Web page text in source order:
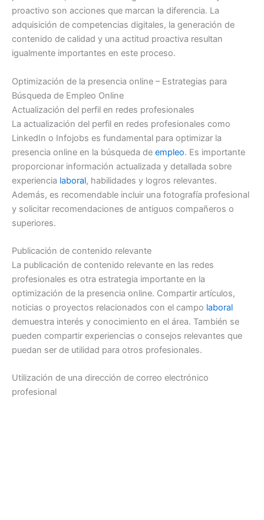
proactivo son acciones que marcan la diferencia. La
adquisición de competencias digitales, la generación de
contenido de calidad y una actitud proactiva resultan
igualmente importantes en este proceso.
Optimización de la presencia online – Estrategias para
Búsqueda de Empleo Online
Actualización del perfil en redes profesionales
La actualización del perfil en redes profesionales como
LinkedIn o Infojobs es fundamental para optimizar la
presencia online en la búsqueda de empleo. Es importante
proporcionar información actualizada y detallada sobre
experiencia laboral, habilidades y logros relevantes.
Además, es recomendable incluir una fotografía profesional
y solicitar recomendaciones de antiguos compañeros o
superiores.
Publicación de contenido relevante
La publicación de contenido relevante en las redes
profesionales es otra estrategia importante en la
optimización de la presencia online. Compartir artículos,
noticias o proyectos relacionados con el campo laboral
demuestra interés y conocimiento en el área. También se
pueden compartir experiencias o consejos relevantes que
puedan ser de utilidad para otros profesionales.
Utilización de una dirección de correo electrónico
profesional